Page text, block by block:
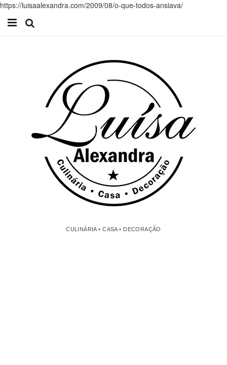
https://luisaalexandra.com/2009/08/o-que-todos-ansiava/
CULINÁRIA • CASA • DECORAÇÃO